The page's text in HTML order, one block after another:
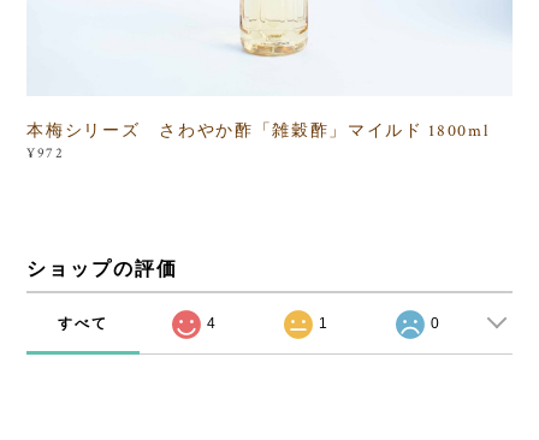
本梅シリーズ さわやか酢「雑穀酢」マイルド 1800ml
¥972
ショップの評価
すべて 4 1 0